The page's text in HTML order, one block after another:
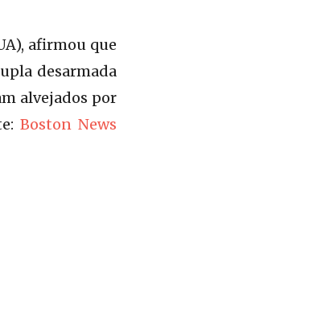
afirmou que
desarmada
alvejados por
Boston News